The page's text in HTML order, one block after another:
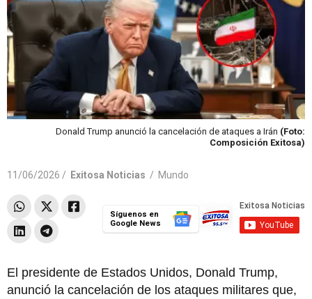
Donald Trump anunció la cancelación de ataques a Irán (Foto:
Composición Exitosa)
11/06/2026 / Exitosa Noticias / Mundo
Síguenos en
Google News
El presidente de Estados Unidos, Donald Trump,
anunció la cancelación de los ataques militares que,